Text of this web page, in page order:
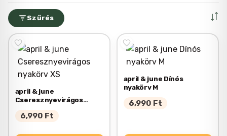
Szűrés
april & june
Cseresznyevirágos
nyakörv XS
6,990 Ft
april & june Dínós
nyakörv M
6,990 Ft